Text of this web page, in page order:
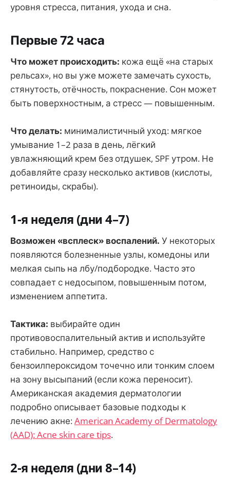
уровня стресса, питания, ухода и сна.
Первые 72 часа
Что может происходить: кожа ещё «на старых
рельсах», но вы уже можете замечать сухость,
стянутость, отёчность, покраснение. Сон может
быть поверхностным, а стресс — повышенным.
Что делать: минималистичный уход: мягкое
умывание 1–2 раза в день, лёгкий
увлажняющий крем без отдушек, SPF утром. Не
добавляйте сразу несколько активов (кислоты,
ретиноиды, скрабы).
1-я неделя (дни 4–7)
Возможен «всплеск» воспалений. У некоторых
появляются болезненные узлы, комедоны или
мелкая сыпь на лбу/подбородке. Часто это
совпадает с недосыпом, повышенным потом,
изменением аппетита.
Тактика: выбирайте один
противовоспалительный актив и используйте
стабильно. Например, средство с
бензоилпероксидом точечно или тонким слоем
на зону высыпаний (если кожа переносит).
Американская академия дерматологии
подробно описывает базовые подходы к
лечению акне:American Academy of Dermatology
(AAD): Acne skin care tips.
2-я неделя (дни 8–14)